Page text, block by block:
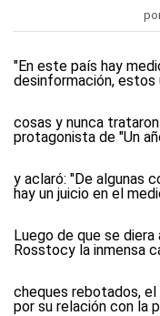
"En este país hay
desinformación, estos
cosas y nunca
protagonista de "Un
y aclaró: "De algunas
hay un juicio en el
Luego de que se
Rosstocy la inmensa
cheques rebotados,
por su relación con la